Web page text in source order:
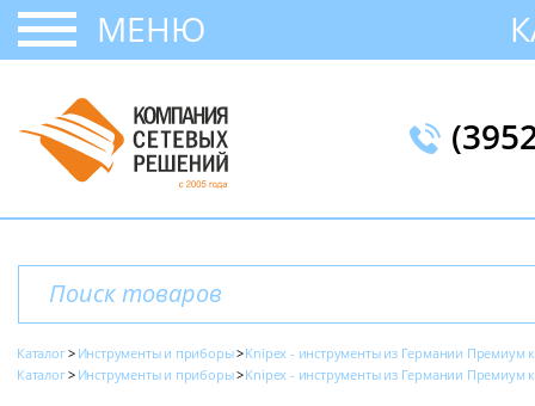
МЕНЮ
Каталог Инструменты и приборы
Knipex - инструменты из Германии Премиум
Каталог
Инструменты и приборы Knipex - инструменты из Германии Премиум